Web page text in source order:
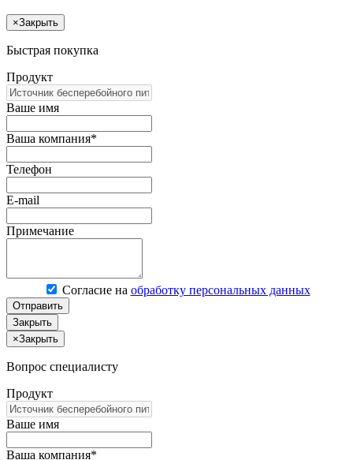
×Закрыть
Быстрая покупка
Продукт
Ваше имя
Ваша компания*
Телефон
E-mail
Примечание
Согласие на обработку персональных данных
Отправить
Закрыть
×Закрыть
Вопрос специалисту
Продукт
Ваше имя
Ваша компания*